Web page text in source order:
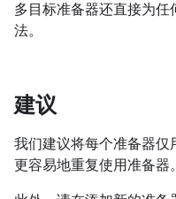
多目标准备器还直接为任
法。
建议
我们建议将每个准备器
更容易地重复使用准备器。